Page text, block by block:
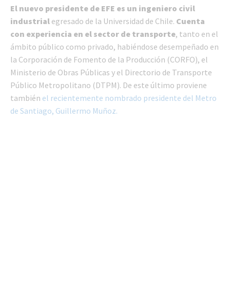
El nuevo presidente de EFE es un ingeniero civil
industrial egresado de la Universidad de Chile. Cuenta
con experiencia en el sector de transporte, tanto en el
ámbito público como privado, habiéndose desempeñado en
la Corporación de Fomento de la Producción (CORFO), el
Ministerio de Obras Públicas y el Directorio de Transporte
Público Metropolitano (DTPM). De este último proviene
también el recientemente nombrado presidente del Metro
de Santiago, Guillermo Muñoz.